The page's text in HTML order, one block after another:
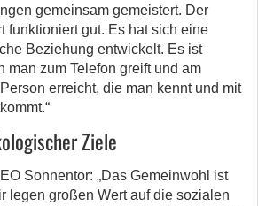
gemeinsam gemeistert. Der
funktioniert gut. Es hat sich eine
Beziehung entwickelt. Es ist
man zum Telefon greift und am
erreicht, die man kennt und mit
Ziele
Sonnentor: „Das Gemeinwohl ist
legen großen Wert auf die sozialen